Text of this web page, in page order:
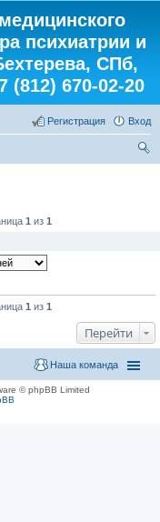
психиатрии и
СПб,
(812) 670-02-20
Вход
Регистрация
1 из 1
1 из 1
Перейти
Наша команда
© phpBB Limited